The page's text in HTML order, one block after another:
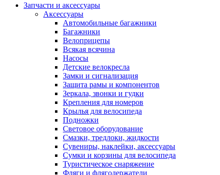
Запчасти и аксессуары
Аксессуары
Автомобильные багажники
Багажники
Велоприцепы
Всякая всячина
Насосы
Детские велокресла
Замки и сигнализация
Защита рамы и компонентов
Зеркала, звонки и гудки
Крепления для номеров
Крылья для велосипеда
Подножки
Световое оборудование
Смазки, тредлоки, жидкости
Сувениры, наклейки, аксессуары
Сумки и корзины для велосипеда
Туристическое снаряжение
Фляги и флягодержатели